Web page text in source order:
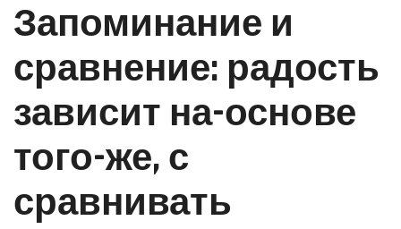
Запоминание и
сравнение: радость
зависит на-основе
того-же, с
сравнивать